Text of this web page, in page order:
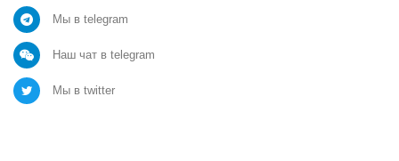
Мы в telegram
Наш чат в telegram
Мы в twitter